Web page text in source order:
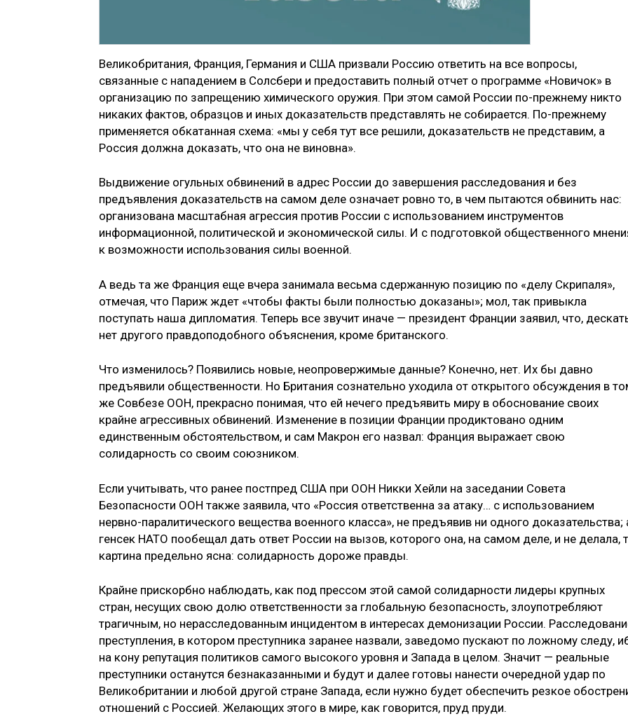
Великобритания, Франция, Германия и США призвали Россию ответить на все вопросы,
связанные с нападением в Солсбери и предоставить полный отчет о программе «Новичок» в
организацию по запрещению химического оружия. При этом самой России по-прежнему никто
никаких фактов, образцов и иных доказательств представлять не собирается. По-прежнему
применяется обкатанная схема: «мы у себя тут все решили, доказательств не представим, а
Россия должна доказать, что она не виновна».
Выдвижение огульных обвинений в адрес России до завершения расследования и без
предъявления доказательств на самом деле означает ровно то, в чем пытаются обвинить нас:
организована масштабная агрессия против России с использованием инструментов
информационной, политической и экономической силы. И с подготовкой общественного
к возможности использования силы военной.
А ведь та же Франция еще вчера занимала весьма сдержанную позицию по «делу Скрипаля»,
отмечая, что Париж ждет «чтобы факты были полностью доказаны»; мол, так привыкла
поступать наша дипломатия. Теперь все звучит иначе — президент Франции заявил, что,
нет другого правдоподобного объяснения, кроме британского.
Что изменилось? Появились новые, неопровержимые данные? Конечно, нет. Их бы давно
предъявили общественности. Но Британия сознательно уходила от открытого обсуждения в
же Совбезе ООН, прекрасно понимая, что ей нечего предъявить миру в обоснование своих
крайне агрессивных обвинений. Изменение в позиции Франции продиктовано одним
единственным обстоятельством, и сам Макрон его назвал: Франция выражает свою
солидарность со своим союзником.
Если учитывать, что ранее постпред США при ООН Никки Хейли на заседании Совета
Безопасности ООН также заявила, что «Россия ответственна за атаку… с использованием
нервно-паралитического вещества военного класса», не предъявив ни одного доказательства;
генсек НАТО пообещал дать ответ России на вызов, которого она, на самом деле, и не делала,
картина предельно ясна: солидарность дороже правды.
Крайне прискорбно наблюдать, как под прессом этой самой солидарности лидеры крупных
стран, несущих свою долю ответственности за глобальную безопасность, злоупотребляют
трагичным, но нерасследованным инцидентом в интересах демонизации России.
преступления, в котором преступника заранее назвали, заведомо пускают по ложному следу,
на кону репутация политиков самого высокого уровня и Запада в целом. Значит — реальные
преступники останутся безнаказанными и будут и далее готовы нанести очередной удар по
Великобритании и любой другой стране Запада, если нужно будет обеспечить резкое
отношений с Россией. Желающих этого в мире, как говорится, пруд пруди.